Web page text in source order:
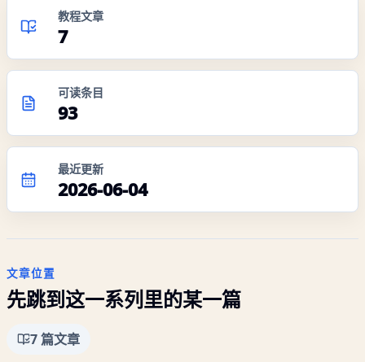
教程文章
7
可读条目
93
最近更新
2026-06-04
文章位置
先跳到这一系列里的某一篇
7篇文章